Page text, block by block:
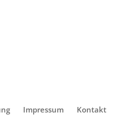
Impressum Kontakt